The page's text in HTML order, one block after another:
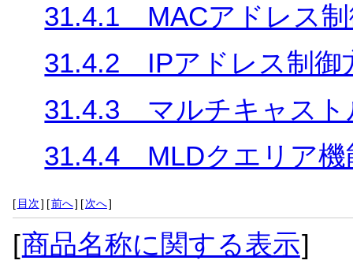
31.4.1 MACアドレス制
31.4.2 IPアドレス制御
31.4.3 マルチキャスト
31.4.4 MLDクエリア機
[ 目次] [前へ] [次へ]
[商品名称に関する表示]